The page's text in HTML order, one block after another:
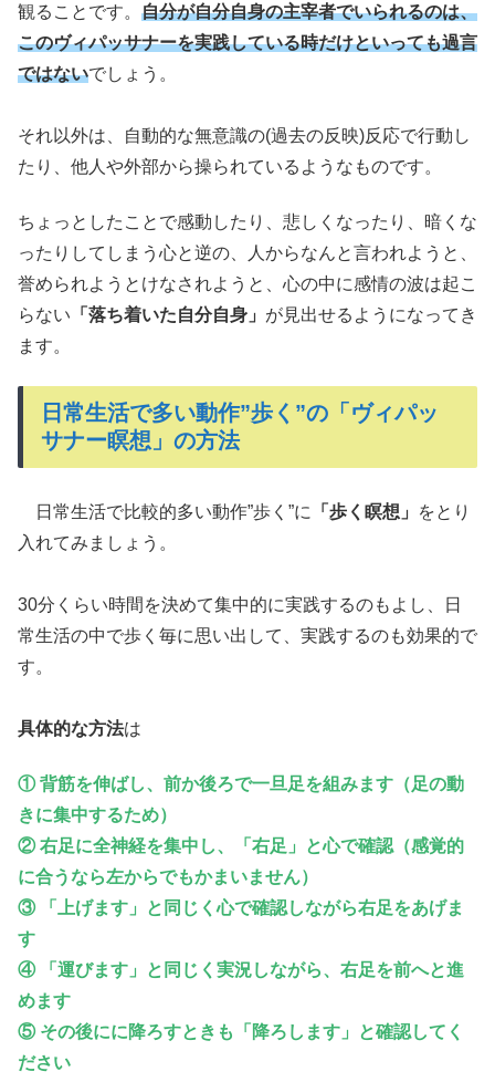
観ることです。 自分が自分自身の主宰者でいられるのは、
このヴィパッサナーを実践している時だけといっても過言
ではないでしょう。
それ以外は、自動的な無意識の(過去の反映)反応で行動し
たり、他人や外部から操られているようなものです。
ちょっとしたことで感動したり、悲しくなったり、暗くな
ったりしてしまう心と逆の、人からなんと言われようと、
誉められようとけなされようと、心の中に感情の波は起こ
らない 「落ち着いた自分自身」 が見出せるようになってき
ます。
日常生活で多い動作”歩く”の「ヴィパッ
サナー瞑想」の方法
日常生活で比較的多い動作”歩く”に 「歩く瞑想」
をとり
入れてみましょう。
30分くらい時間を決めて集中的に実践するのもよし、日
常生活の中で歩く毎に思い出して、実践するのも効果的で
す。
具体的な方法は
① 背筋を伸ばし、前か後ろで一旦足を組みます（足の動
きに集中するため）
② 右足に全神経を集中し、「右足」と心で確認（感覚的
に合うなら左からでもかまいません）
③ 「上げます」と同じく心で確認しながら右足をあげま
す
④ 「運びます」と同じく実況しながら、右足を前へと進
めます
⑤ その後にに降ろすときも「降ろします」と確認してく
ださい